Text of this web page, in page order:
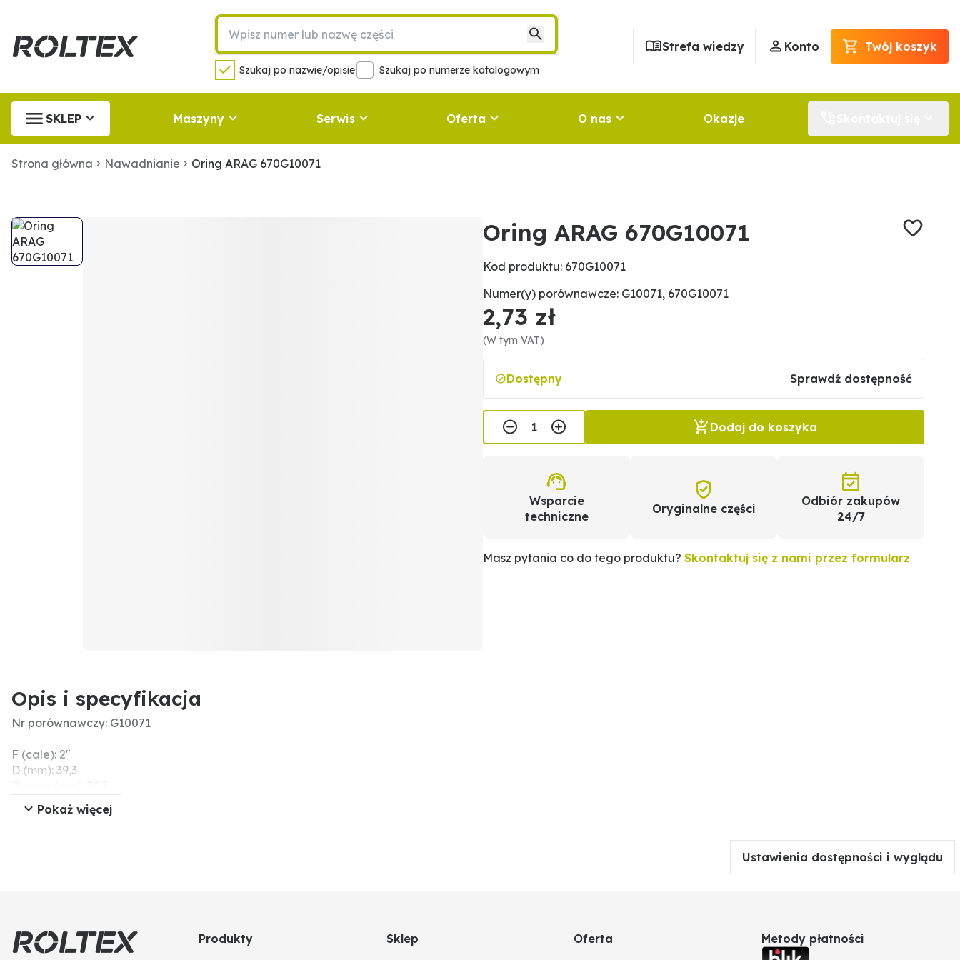
Szukaj po nazwie/opisie Szukaj po numerze katalogowym
Strefa wiedzy Konto Twój koszyk
SKLEP Maszyny Serwis Oferta O nas Okazje
Strona główna Nawadnianie Oring ARAG 670G10071
Oring ARAG 670G10071
Kod produktu: 670G10071
Numer(y) porównawcze: G10071, 670G10071
2,73 zł
(W tym VAT)
Dostępny Sprawdź dostępność
Dodaj do koszyka
Wsparcie
techniczne
Oryginalne części
Odbiór zakupów
24/7
Masz pytania co do tego produktu? Skontaktuj się z nami przez formularz
Opis i specyfikacja
Nr porównawczy: G10071
F (cale): 2"
D (mm): 39,3
S (mm): 2,6
Grubość (mm): 2,6
Pokaż więcej
Ustawienia dostępności i wyglądu
Produkty Sklep Oferta Metody płatności